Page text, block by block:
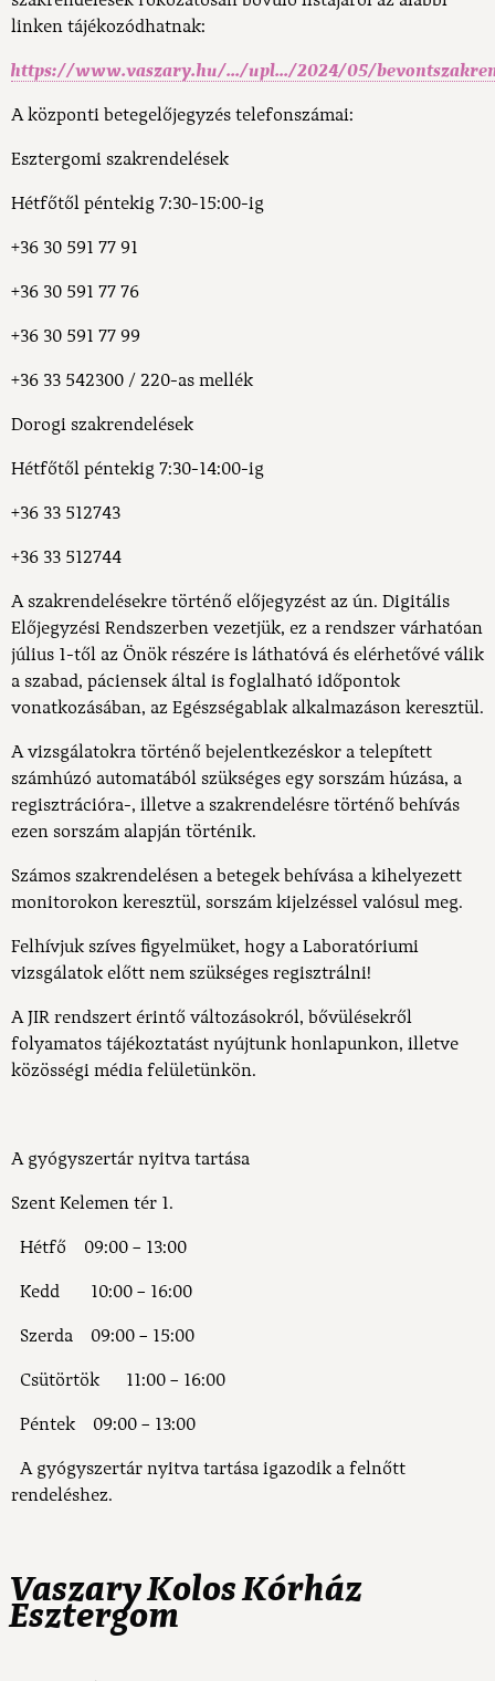
linken tájékozódhatnak:
https://www.vaszary.hu/.../upl.../2024/05/
A központi betegelőjegyzés telefonszámai:
Esztergomi szakrendelések
Hétfőtől péntekig 7:30-15:00-ig
+36 30 591 77 91
+36 30 591 77 76
+36 30 591 77 99
+36 33 542300 / 220-as mellék
Dorogi szakrendelések
Hétfőtől péntekig 7:30-14:00-ig
+36 33 512743
+36 33 512744
A szakrendelésekre történő előjegyzést az ún. Digitális
Előjegyzési Rendszerben vezetjük, ez a rendszer várhatóan
július 1-től az Önök részére is láthatóvá és elérhetővé válik
a szabad, páciensek által is foglalható időpontok
vonatkozásában, az Egészségablak alkalmazáson keresztül.
A vizsgálatokra történő bejelentkezéskor a telepített
számhúzó automatából szükséges egy sorszám húzása, a
regisztrációra-, illetve a szakrendelésre történő behívás
ezen sorszám alapján történik.
Számos szakrendelésen a betegek behívása a kihelyezett
monitorokon keresztül, sorszám kijelzéssel valósul meg.
Felhívjuk szíves figyelmüket, hogy a Laboratóriumi
vizsgálatok előtt nem szükséges regisztrálni!
A JIR rendszert érintő változásokról, bővülésekről
folyamatos tájékoztatást nyújtunk honlapunkon, illetve
közösségi média felületünkön.
A gyógyszertár nyitva tartása
Szent Kelemen tér 1.
Hétfő 09:00 – 13:00
Kedd 10:00 – 16:00
Szerda 09:00 – 15:00
Csütörtök 11:00 – 16:00
Péntek 09:00 – 13:00
A gyógyszertár nyitva tartása igazodik a felnőtt
rendeléshez.
Vaszary Kolos Kórház
Esztergom